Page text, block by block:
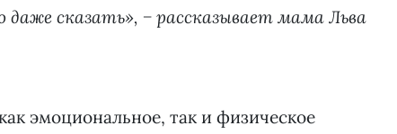
даже сказать», − рассказывает мама Льва
эмоциональное, так и физическое